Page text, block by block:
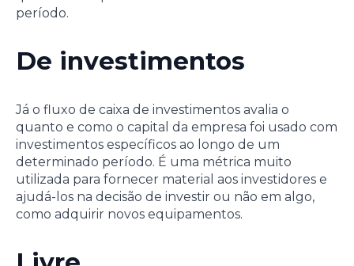
período.
De investimentos
Já o fluxo de caixa de investimentos avalia o
quanto e como o capital da empresa foi usado com
investimentos específicos ao longo de um
determinado período. É uma métrica muito
utilizada para fornecer material aos investidores e
ajudá-los na decisão de investir ou não em algo,
como adquirir novos equipamentos.